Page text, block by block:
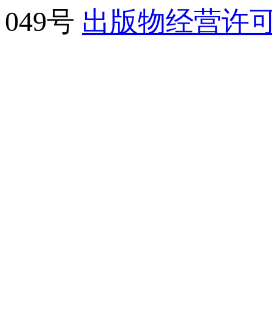
049号 出版物经营许